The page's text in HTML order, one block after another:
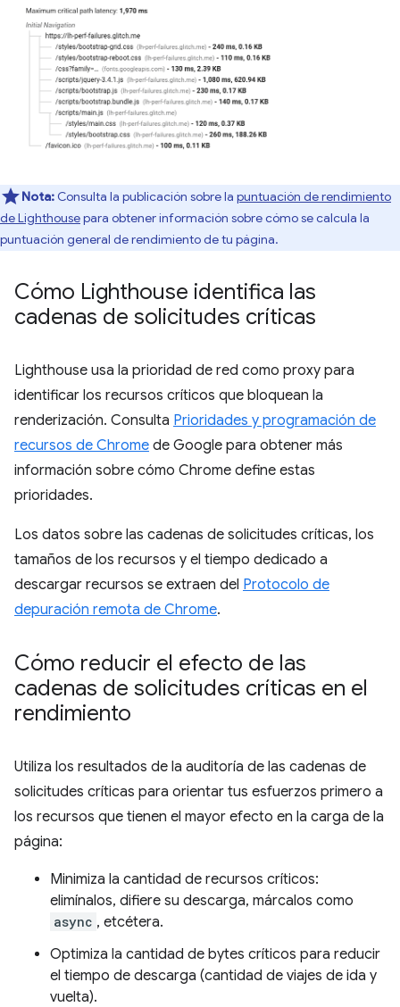
Nota: Consulta la publicación sobre la puntuación de rendimiento
de Lighthousepara obtener información sobre cómo se calcula la
puntuación general de rendimiento de tu página.
Cómo Lighthouse identifica las
cadenas de solicitudes críticas
Lighthouse usa la prioridad de red como proxy para
identificar los recursos críticos que bloquean la
renderización. Consulta Prioridades y programación de
recursos de Chrome de Google para obtener más
información sobre cómo Chrome define estas
prioridades.
Los datos sobre las cadenas de solicitudes críticas, los
tamaños de los recursos y el tiempo dedicado a
descargar recursos se extraen del Protocolo de
depuración remota de Chrome.
Cómo reducir el efecto de las
cadenas de solicitudes críticas en el
rendimiento
Utiliza los resultados de la auditoría de las cadenas de
solicitudes críticas para orientar tus esfuerzos primero a
los recursos que tienen el mayor efecto en la carga de la
página:
Minimiza la cantidad de recursos críticos:
elimínalos, difiere su descarga, márcalos como
async , etcétera.
Optimiza la cantidad de bytes críticos para reducir
el tiempo de descarga (cantidad de viajes de ida y
vuelta).